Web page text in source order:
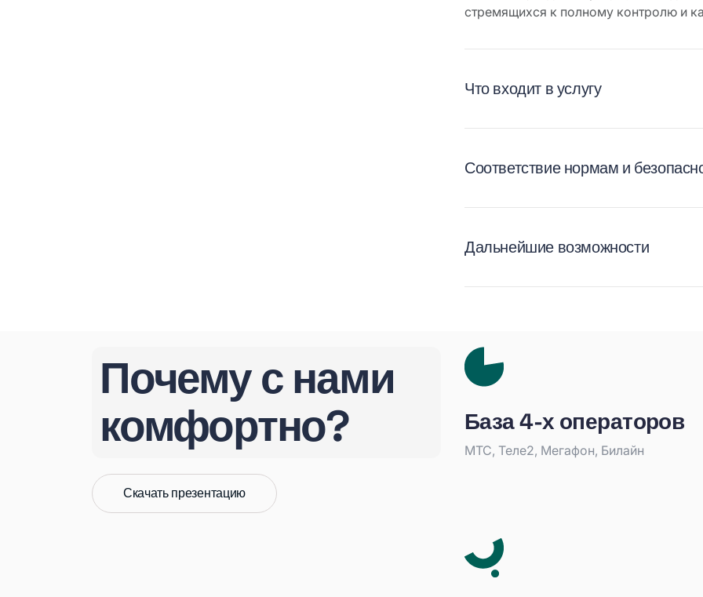
стремящихся к полному контролю и
Что входит в услугу
Соответствие нормам и
Дальнейшие возможности
Почему с нами
комфортно?
Скачать презентацию
База 4-х операторов
МТС, Теле2, Мегафон, Билайн